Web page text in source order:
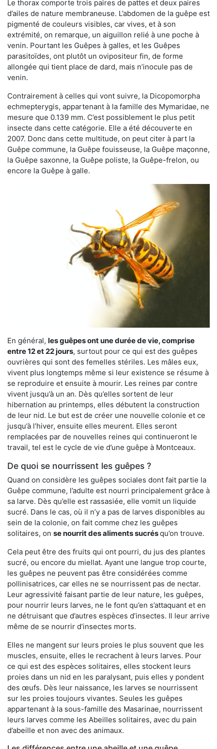
Le thorax comporte trois paires de pattes et deux paires
d’ailes de nature membraneuse. L’abdomen de la guêpe est
pigmenté de couleurs visibles, car vives, et à son
extrémité, on remarque, un aiguillon relié à une poche à
venin. Pourtant les Guêpes à galles, et les Guêpes
parasitoïdes, ont plutôt un ovipositeur fin, de forme
allongée qui tient place de dard, mais n’inocule pas de
venin.
Contrairement à celles qui vont suivre, la Dicopomorpha
echmepterygis, appartenant à la famille des Mymaridae, ne
mesure que 0.139 mm. C’est possiblement le plus petit
insecte dans cette catégorie. Elle a été découverte en
2007. Donc dans cette multitude, on peut citer à part la
Guêpe commune, la Guêpe fouisseuse, la Guêpe maçonne,
la Guêpe saxonne, la Guêpe poliste, la Guêpe-frelon, ou
encore la Guêpe à galle.
En général, les guêpes ont une durée de vie, comprise
entre 12 et 22 jours, surtout pour ce qui est des guêpes
ouvrières qui sont des femelles stériles. Les mâles eux,
vivent plus longtemps même si leur existence se résume à
se reproduire et ensuite à mourir. Les reines par contre
vivent jusqu’à un an. Dès qu’elles sortent de leur
hibernation au printemps, elles débutent la construction
de leur nid. Le but est de créer une nouvelle colonie et ce
jusqu’à l’hiver, ensuite elles meurent. Elles seront
remplacées par de nouvelles reines qui continueront le
travail, tel est le cycle de vie d’une guêpe à Montceaux.
De quoi se nourrissent les guêpes ?
Quand on considère les guêpes sociales dont fait partie la
Guêpe commune, l’adulte est nourri principalement grâce à
sa larve. Dès qu’elle est rassasiée, elle vomit un liquide
sucré. Dans le cas, où il n’y a pas de larves disponibles au
sein de la colonie, on fait comme chez les guêpes
solitaires, on se nourrit des aliments sucrésqu’on trouve.
Cela peut être des fruits qui ont pourri, du jus des plantes
sucré, ou encore du miellat. Ayant une langue trop courte,
les guêpes ne peuvent pas être considérées comme
pollinisatrices, car elles ne se nourrissent pas de nectar.
Leur agressivité faisant partie de leur nature, les guêpes,
pour nourrir leurs larves, ne le font qu’en s’attaquant et en
ne détruisant que d’autres espèces d’insectes. Il leur arrive
même de se nourrir d’insectes morts.
Elles ne mangent sur leurs proies le plus souvent que les
muscles, ensuite, elles le recrachent à leurs larves. Pour
ce qui est des espèces solitaires, elles stockent leurs
proies dans un nid en les paralysant, puis elles y pondent
des œufs. Dès leur naissance, les larves se nourrissent
sur les proies toujours vivantes. Seules les guêpes
appartenant à la sous-famille des Masarinae, nourrissent
leurs larves comme les Abeilles solitaires, avec du pain
d’abeille et non avec des animaux.